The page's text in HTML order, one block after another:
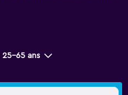
25-65 ans